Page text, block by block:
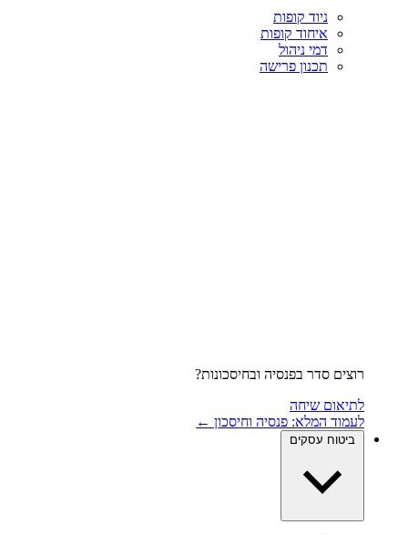
ניוד קופות
איחוד קופות
דמי ניהול
תכנון פרישה
רוצים סדר בפנסיה ובחיסכונות?
לתיאום שיחה
לעמוד המלא: פנסיה וחיסכון ←
ביטוח עסקים